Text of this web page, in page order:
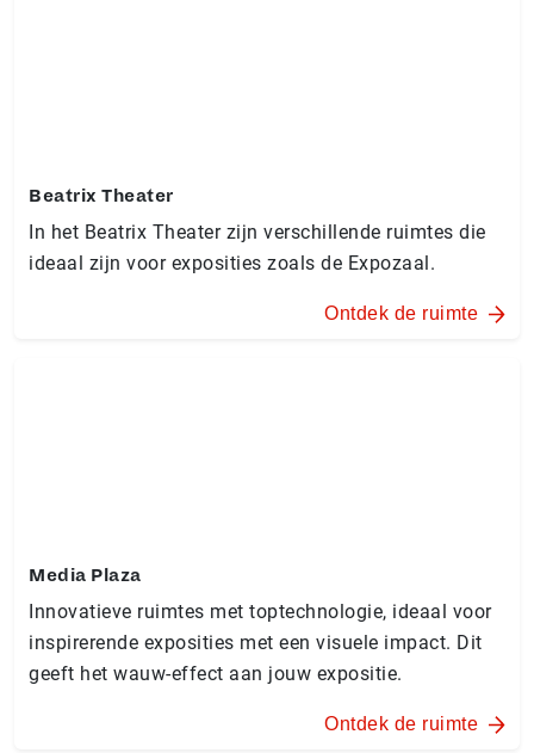
Beatrix Theater
In het Beatrix Theater zijn verschillende ruimtes die
ideaal zijn voor exposities zoals de Expozaal.
Ontdek de ruimte
Media Plaza
Innovatieve ruimtes met toptechnologie, ideaal voor
inspirerende exposities met een visuele impact. Dit
geeft het wauw-effect aan jouw expositie.
Ontdek de ruimte